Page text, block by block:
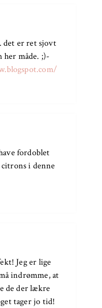
det er ret sjovt
her måde. ;)-
fordoblet
citrons i denne
Jeg er lige
indrømme, at
de der lækre
tager jo tid!